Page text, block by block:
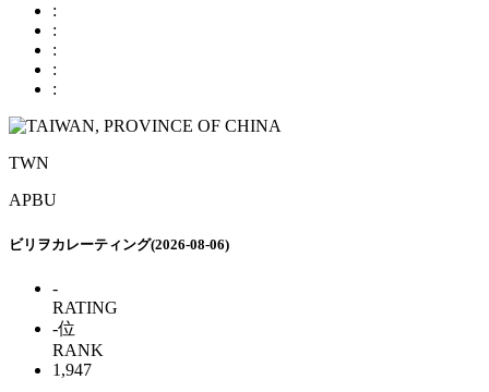
:
:
:
:
:
TWN
APBU
ビリヲカレーティング(2026-08-06)
-
RATING
-位
RANK
1,947